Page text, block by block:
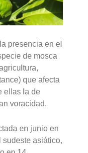
presencia en el
de mosca
que afecta
ellas la de
voracidad.
en junio en
sudeste asiático,